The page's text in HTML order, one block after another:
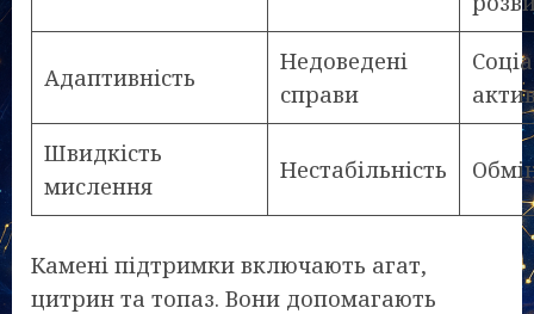
Адаптивність
Недоведені
справи
Швидкість
мислення
Нестабільність
Камені підтримки включають агат,
цитрин та топаз. Вони допомагають